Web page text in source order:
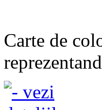
Carte de